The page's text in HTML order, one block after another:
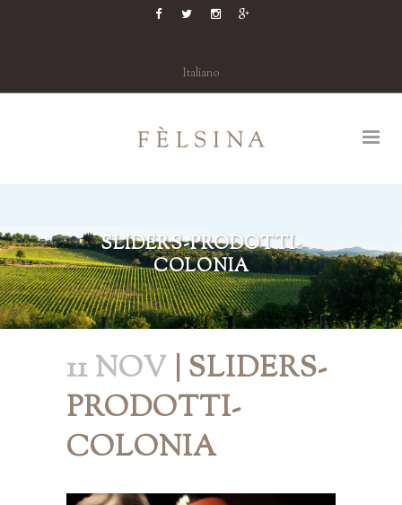
Italiano
SLIDERS-PRODOTTI-
COLONIA
11 NOV | SLIDERS-
PRODOTTI-
COLONIA